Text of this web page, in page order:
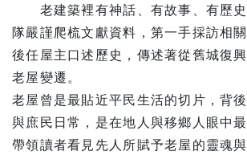
老建築裡有神話、有故事、有歷史
隊嚴謹爬梳文獻資料，第一手採訪相
後任屋主口述歷史，傳述著從舊城復
老屋變遷。
老屋曾是最貼近平民生活的切片，背
與庶民日常，是在地人與移鄉人眼中
帶領讀者看見先人所賦予老屋的靈魂